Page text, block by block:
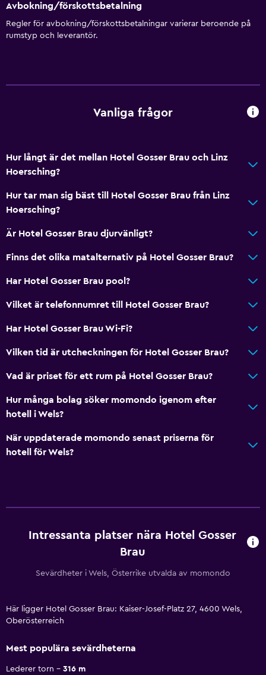
Avbokning/förskottsbetalning
Regler för avbokning/förskottsbetalningar varierar beroende på
rumstyp och leverantör.
Vanliga frågor
Hur långt är det mellan Hotel Gosser Brau och Linz
Hoersching?
Hur tar man sig bäst till Hotel Gosser Brau från Linz
Hoersching?
Är Hotel Gosser Brau djurvänligt?
Finns det olika matalternativ på Hotel Gosser Brau?
Har Hotel Gosser Brau pool?
Vilket är telefonnumret till Hotel Gosser Brau?
Har Hotel Gosser Brau Wi-Fi?
Vilken tid är utcheckningen för Hotel Gosser Brau?
Vad är priset för ett rum på Hotel Gosser Brau?
Hur många bolag söker momondo igenom efter
hotell i Wels?
När uppdaterade momondo senast priserna för
hotell för Wels?
Intressanta platser nära Hotel Gosser
Brau
Sevärdheter i Wels, Österrike utvalda av momondo
Här ligger Hotel Gosser Brau: Kaiser-Josef-Platz 27, 4600 Wels,
Oberösterreich
Mest populära sevärdheterna
Lederer torn
316 m